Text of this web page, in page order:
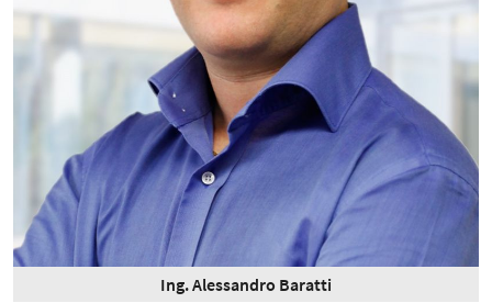
Ing. Alessandro Baratti